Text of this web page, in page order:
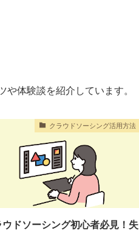
体験談を紹介しています。
クラウドソーシング活用方法
ウドソーシング初心者必見！失